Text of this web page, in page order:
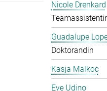
Nicole Drenkard
Guadalupe
Doktorandin
Kasja Malkoc
Eve Udino